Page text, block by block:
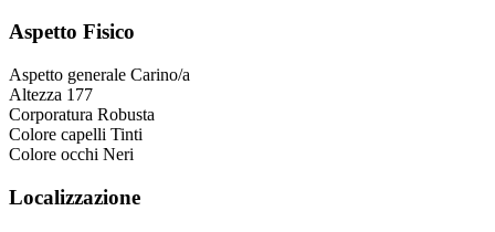
Aspetto Fisico
Aspetto generale Carino/a
Altezza 177
Corporatura Robusta
Colore capelli Tinti
Colore occhi Neri
Localizzazione